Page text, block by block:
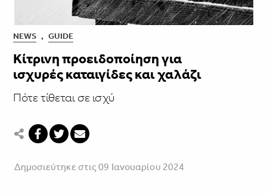
NEWS , GUIDE
Κίτρινη προειδοποίηση για
ισχυρές καταιγίδες και χαλάζι
Πότε τίθεται σε ισχύ
Δημοσιεύτηκε στις 09 Ιανουαρίου 2024